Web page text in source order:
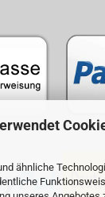
ähnliche